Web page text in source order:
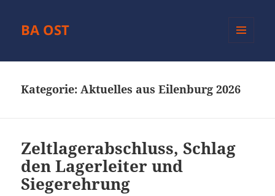
BA OST
Kategorie:Aktuelles aus Eilenburg 2026
Zeltlagerabschluss, Schlag
den Lagerleiter und
Siegerehrung